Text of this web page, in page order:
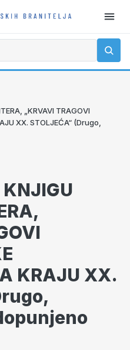
„KRVAVI TRAGOVI
XX. STOLJEĆA“ (Drugo,
KRAJU XX.